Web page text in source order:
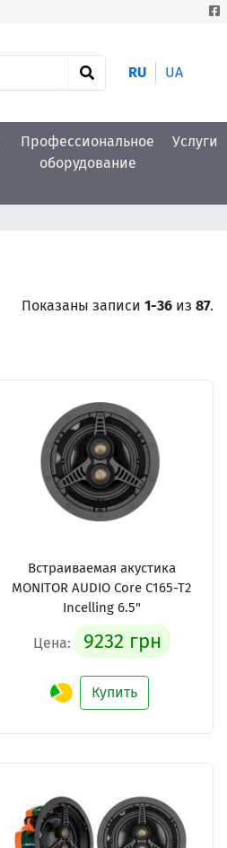
RU UA
Профессиональное
оборудование
Услуги
Показаны записи 1-36 из 87.
Встраиваемая акустика
MONITOR AUDIO Core C165-T2
Incelling 6.5"
Цена: 9232 грн
Купить